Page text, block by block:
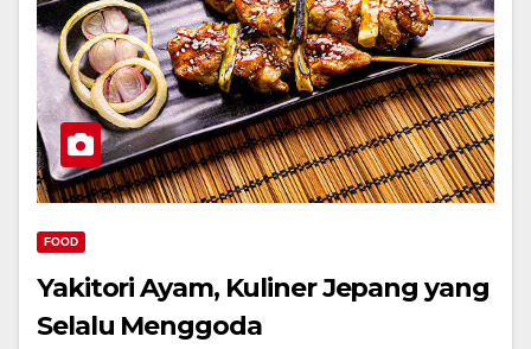
FOOD
Yakitori Ayam, Kuliner Jepang yang
Selalu Menggoda